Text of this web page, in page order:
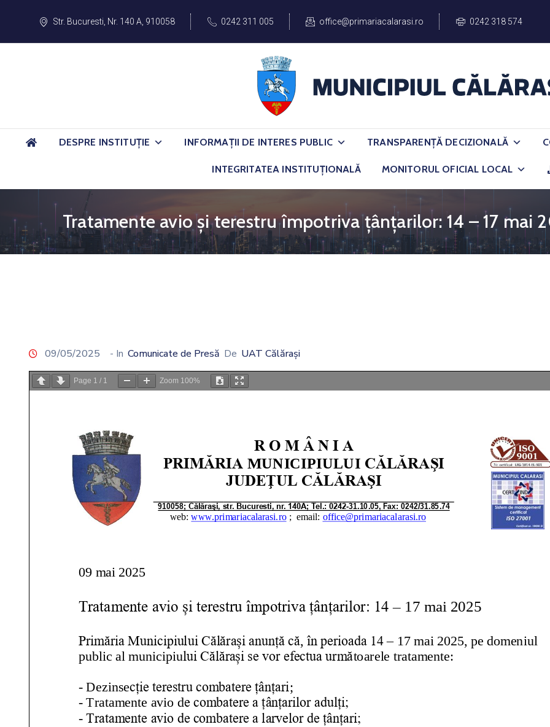
Str. Bucuresti, Nr. 140 A, 910058 0242 311 005 office@primariacalarasi.ro 0242 318 574
DESPRE INSTITUȚIE INFORMAȚII DE INTERES PUBLIC TRANSPARENȚĂ DECIZIONALĂ
INTEGRITATEA INSTITUȚIONALĂ MONITORUL OFICIAL LOCAL
Tratamente avio și terestru împotriva țânțarilor: 14 – 17 mai
09/05/2025 - In Comunicate de Presă De UAT Călărași
Page 1 / 1 Zoom 100%